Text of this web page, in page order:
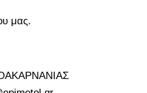
μας.